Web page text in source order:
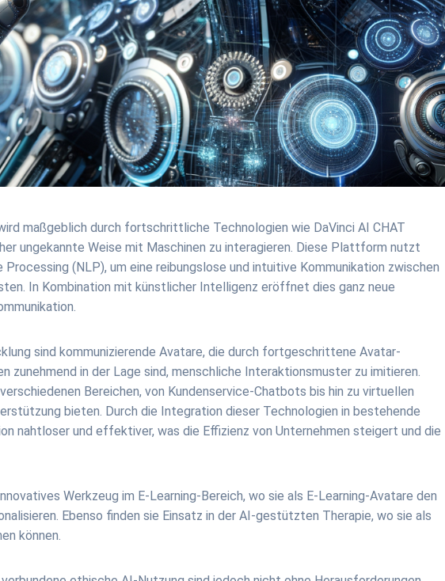
maßgeblich durch fortschrittliche Technologien wie DaVinci AI CHAT
ungekannte Weise mit Maschinen zu interagieren. Diese Plattform nutzt
(NLP), um eine reibungslose und intuitive Kommunikation zwischen
In Kombination mit künstlicher Intelligenz eröffnet dies ganz neue
sind kommunizierende Avatare, die durch fortgeschrittene Avatar-
zunehmend in der Lage sind, menschliche Interaktionsmuster zu imitieren.
Bereichen, von Kundenservice-Chatbots bis hin zu virtuellen
bieten. Durch die Integration dieser Technologien in bestehende
nahtloser und effektiver, was die Effizienz von Unternehmen steigert und die
Werkzeug im E-Learning-Bereich, wo sie als E-Learning-Avatare den
Ebenso finden sie Einsatz in der AI-gestützten Therapie, wo sie als
können.